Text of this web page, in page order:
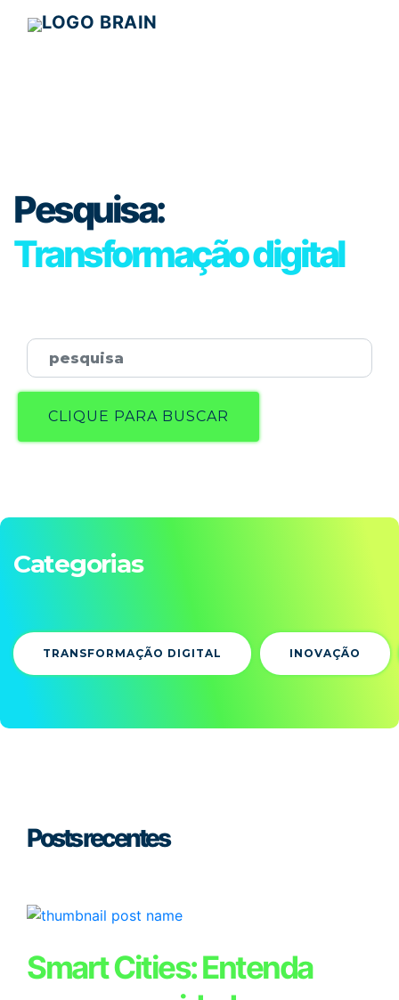
Pesquisa:
Transformação digital
Password
CLIQUE PARA BUSCAR
Categorias
TRANSFORMAÇÃO DIGITAL INOVAÇÃO
Posts recentes
Smart Cities: Entenda